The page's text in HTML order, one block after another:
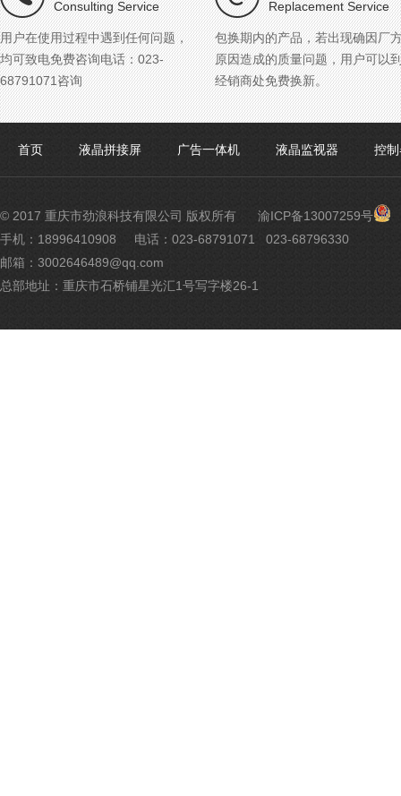
Consulting Service
用户在使用过程中遇到任何问题，
均可致电免费咨询电话：023-
68791071咨询
Replacement Service
包换期内的产品，若出现确因厂
原因造成的质量问题，用户可以
经销商处免费换新。
首页 液晶拼接屏 广告一体机 液晶监视器 控
© 2017 重庆市劲浪科技有限公司 版权所有 渝ICP备13007259号 渝
手机：18996410908
电话：023-68791071 023-68796330
邮箱：3002646489@qq.com
总部地址：重庆市石桥铺星光汇1号写字楼26-1